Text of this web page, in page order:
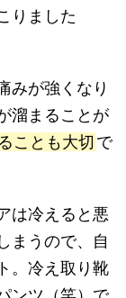
りました
みが強くなり
溜まることが
ことも大切 で
は冷えると悪
まうので、自
。冷え取り靴